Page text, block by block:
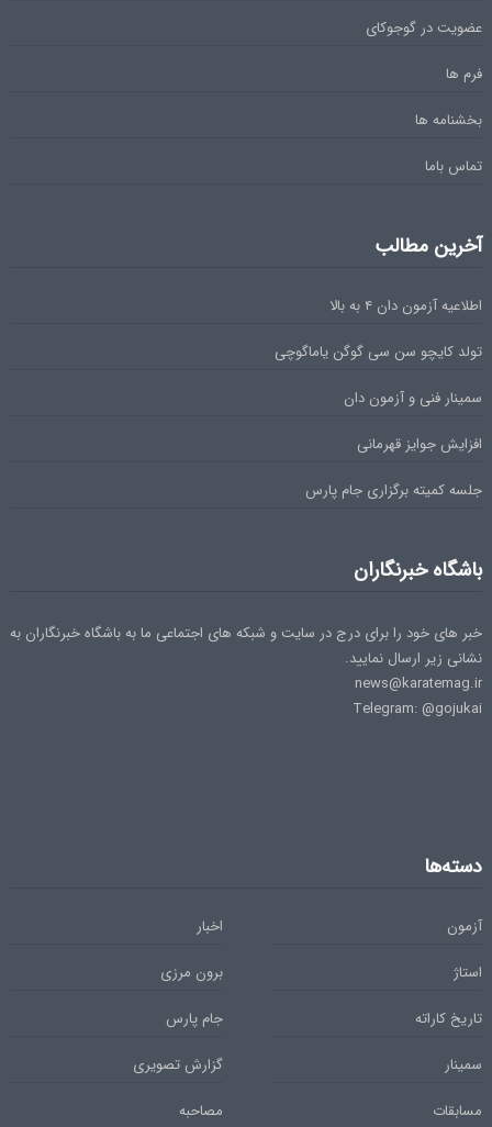
عضویت در گوجوکای
فرم ها
بخشنامه ها
تماس باما
آخرین مطالب
اطلاعیه آزمون دان ۴ به بالا
تولد کایچو سن سی گوگن یاماگوچی
سمینار فنی و آزمون دان
افزایش جوایز قهرمانی
جلسه کمیته برگزاری جام پارس
باشگاه خبرنگاران
خبر های خود را برای درج در سایت و شبکه های اجتماعی ما به باشگاه خبرنگاران به
نشانی زیر ارسال نمایید.
news@karatemag.ir
Telegram: @gojukai
دسته‌ها
آزمون
اخبار
استاژ
برون مرزی
تاریخ کاراته
جام پارس
سمینار
گزارش تصویری
مسابقات
مصاحبه